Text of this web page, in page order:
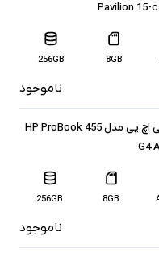
Pavilion 15-c
8GB
256GB
ناموجود
لپ تاپ استوک 15.6 اینچی اچ پی مدل HP ProBook 455
G4
8GB
256GB
ناموجود